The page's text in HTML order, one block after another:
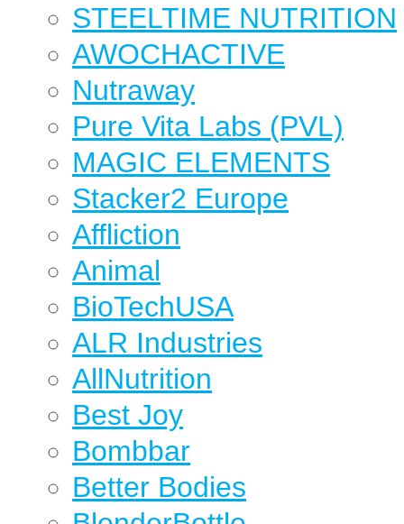
STEELTIME NUTRITION
AWOCHACTIVE
Nutraway
Pure Vita Labs (PVL)
MAGIC ELEMENTS
Stacker2 Europe
Affliction
Animal
BioTechUSA
ALR Industries
AllNutrition
Best Joy
Bombbar
Better Bodies